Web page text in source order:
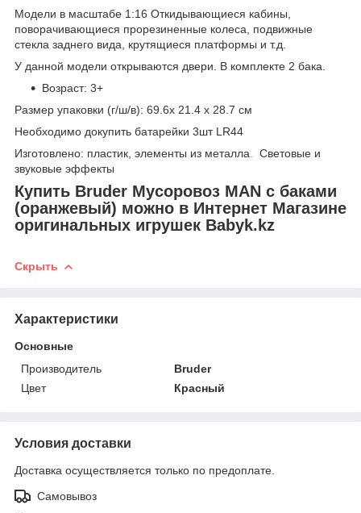
Модели в масштабе 1:16 Откидывающиеся кабины,
поворачивающиеся прорезиненные колеса, подвижные
стекла заднего вида, крутящиеся платформы и т.д.
У данной модели открываются двери. В комплекте 2 бака.
Возраст: 3+
Размер упаковки (г/ш/в): 69.6х 21.4 х 28.7 см
Необходимо докупить батарейки 3шт LR44
Изготовлено: пластик, элементы из металла. Световые и
звуковые эффекты
Купить Bruder Мусоровоз MAN с баками
(оранжевый) можно в Интернет Магазине
оригинальных игрушек Babyk.kz
Скрыть
Характеристики
Основные
Производитель
Bruder
Цвет
Красный
Условия доставки
Доставка осуществляется только по предоплате.
Самовывоз